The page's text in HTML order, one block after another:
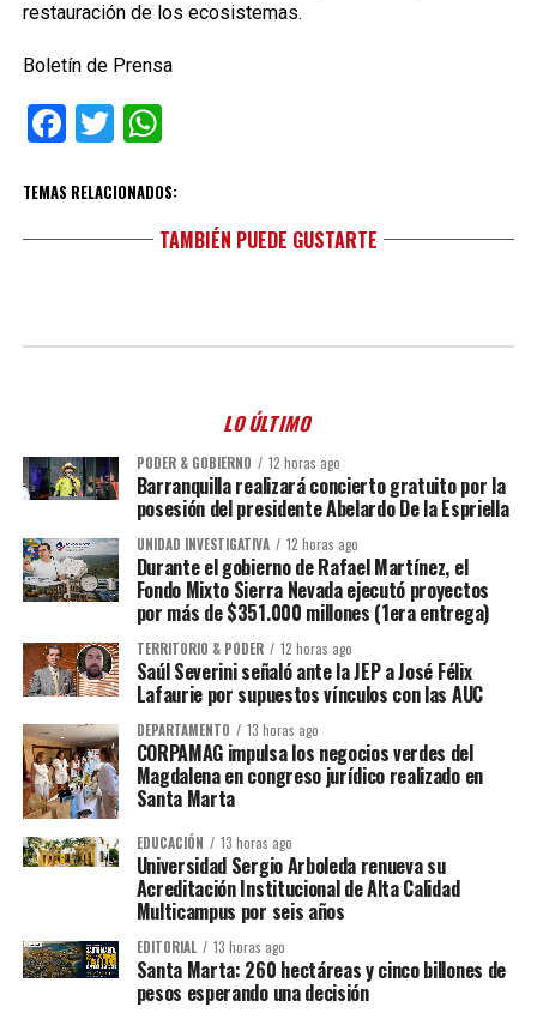
restauración de los ecosistemas.
Boletín de Prensa
Facebook
TwitterWhatsApp
TEMAS RELACIONADOS:
TAMBIÉN PUEDE GUSTARTE
LO ÚLTIMO
PODER & GOBIERNO 12 horas ago
Barranquilla realizará concierto gratuito por la
posesión del presidente Abelardo De la Espriella
UNIDAD INVESTIGATIVA 12 horas ago
Durante el gobierno de Rafael Martínez, el
Fondo Mixto Sierra Nevada ejecutó proyectos
por más de $351.000 millones (1era entrega)
TERRITORIO & PODER 12 horas ago
Saúl Severini señaló ante la JEP a José Félix
Lafaurie por supuestos vínculos con las AUC
DEPARTAMENTO 13 horas ago
CORPAMAG impulsa los negocios verdes del
Magdalena en congreso jurídico realizado en
Santa Marta
EDUCACIÓN 13 horas ago
Universidad Sergio Arboleda renueva su
Acreditación Institucional de Alta Calidad
Multicampus por seis años
EDITORIAL 13 horas ago
Santa Marta: 260 hectáreas y cinco billones de
pesos esperando una decisión